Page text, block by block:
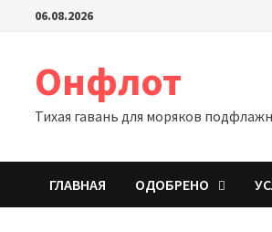
Перейти06.08.2026
Онфлот
Тихая гавань для моряков
ГЛАВНАЯ ОДОБРЕНО